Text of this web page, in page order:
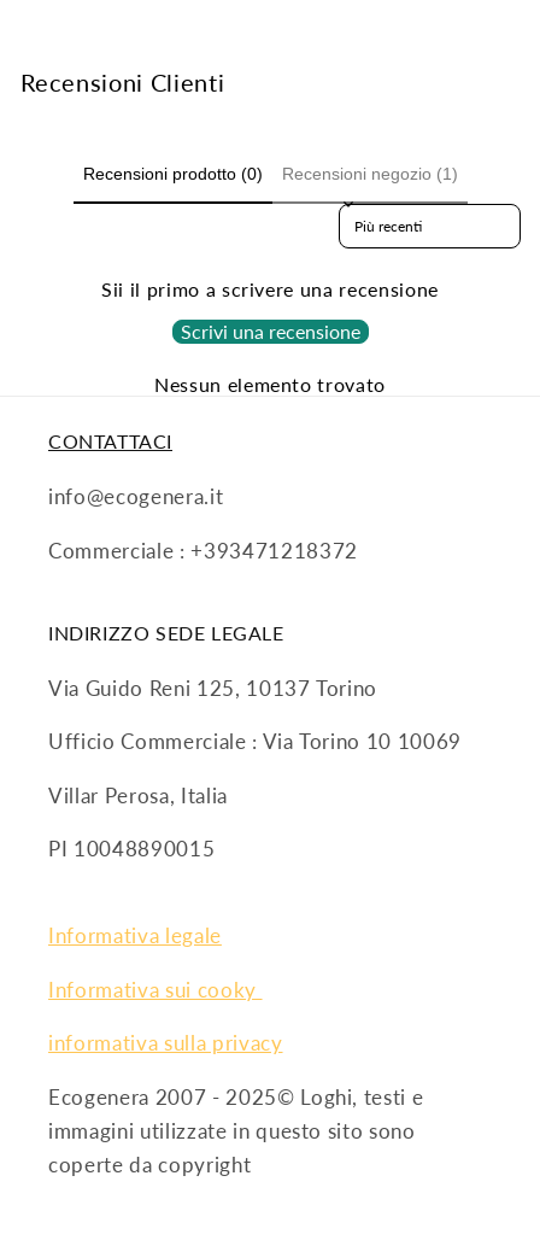
Recensioni Clienti
Recensioni prodotto (0) Recensioni negozio (1)
Sort reviews by
Sii il primo a scrivere una recensione
Scrivi una recensione
Nessun elemento trovato
CONTATTACI
info@ecogenera.it
Commerciale : +393471218372
INDIRIZZO SEDE LEGALE
Via Guido Reni 125, 10137 Torino
Ufficio Commerciale : Via Torino 10 10069
Villar Perosa, Italia
PI 10048890015
Informativa legale
Informativa sui cooky
informativa sulla privacy
Ecogenera 2007 - 2025© Loghi, testi e
immagini utilizzate in questo sito sono
coperte da copyright